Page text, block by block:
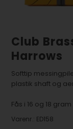
Club
Harrows
Softtip
plastik shaft og
Fås i 16 og 18
Varenr.: ED158